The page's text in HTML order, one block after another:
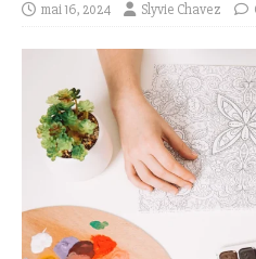
mai 16, 2024 Slyvie Chavez